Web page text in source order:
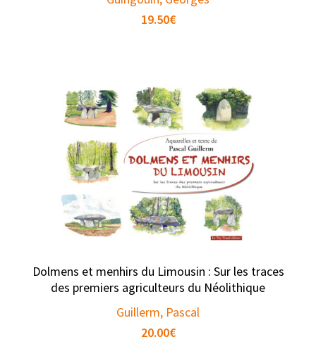
19.50€
Dolmens et menhirs du Limousin : Sur les traces
des premiers agriculteurs du Néolithique
Guillerm, Pascal
20.00€